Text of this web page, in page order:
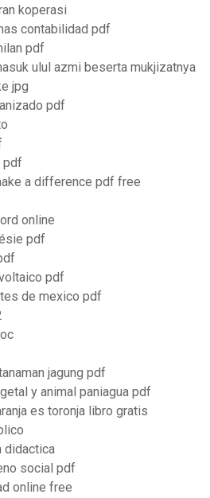
koperasi
contabilidad pdf
pdf
ulul azmi beserta mukjizatnya
jpg
pdf
pdf
a difference pdf free
online
pdf
pdf
de mexico pdf
jagung pdf
y animal paniagua pdf
es toronja libro gratis
didactica
social pdf
online free